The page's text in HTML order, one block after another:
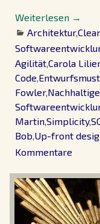
Weiterlesen →
Architektur,
Agilität,Carola
Code,
Fowler,Nachhaltige
Martin,Simplicity,
Bob,Up-front
Kommentare